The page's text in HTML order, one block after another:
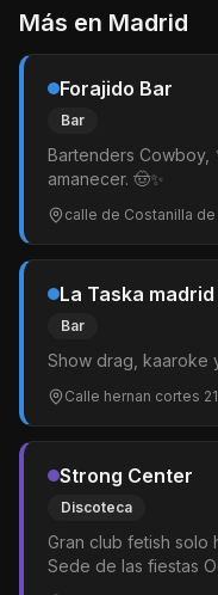
Más en Madrid
Forajido Bar
Bar
Bartenders Cowboy,
amanecer. 🤠✨
calle de Costanilla de
La Taska madrid
Bar
Show drag, kaaroke
Calle hernan cortes
Strong Center
Discoteca
Gran club fetish solo
Sede de las fiestas
Pista de baile y